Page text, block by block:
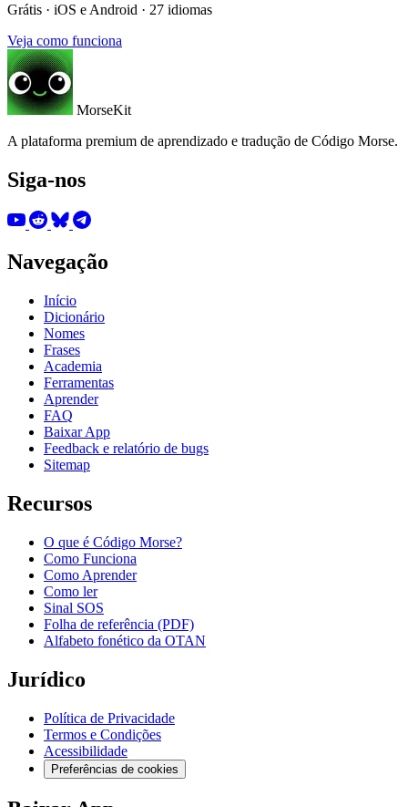
Grátis · iOS e Android · 27 idiomas
Veja como funciona
MorseKit
A plataforma premium de aprendizado e tradução de Código Morse.
Siga-nos
Navegação
Início
Dicionário
Nomes
Frases
Academia
Ferramentas
Aprender
FAQ
Baixar App
Feedback e relatório de bugs
Sitemap
Recursos
O que é Código Morse?
Como Funciona
Como Aprender
Como ler
Sinal SOS
Folha de referência (PDF)
Alfabeto fonético da OTAN
Jurídico
Política de Privacidade
Termos e Condições
Acessibilidade
Preferências de cookies